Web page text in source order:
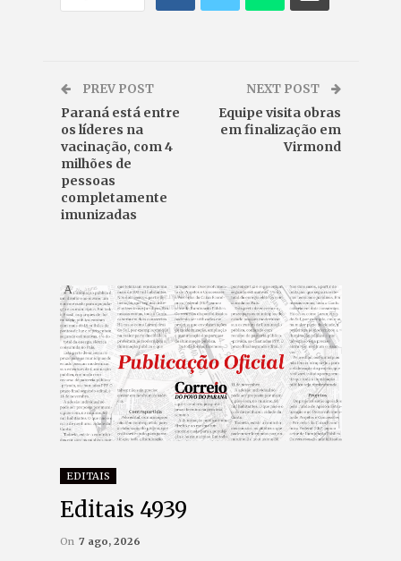
PREV POST
Paraná está entre
os líderes na
vacinação, com 4
milhões de
pessoas
completamente
imunizadas
NEXT POST
Equipe visita obras
em finalização em
Virmond
EDITAIS
Editais 4939
On 7 ago, 2026